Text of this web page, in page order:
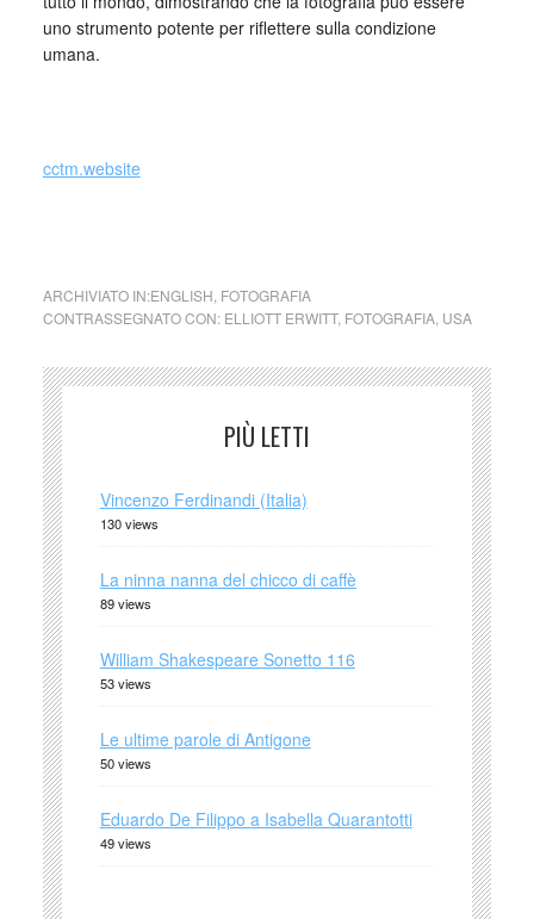
uno strumento potente per riflettere sulla condizione
umana.
cctm.website
ARCHIVIATO IN:ENGLISH FOTOGRAFIA
CONTRASSEGNATO CON: ELLIOTT ERWITT, FOTOGRAFIA, USA
PIÙ LETTI
Vincenzo Ferdinandi (Italia)
130 views
La ninna nanna del chicco di caffè
89 views
William Shakespeare Sonetto 116
53 views
Le ultime parole di Antigone
50 views
Eduardo De Filippo a Isabella Quarantotti
49 views